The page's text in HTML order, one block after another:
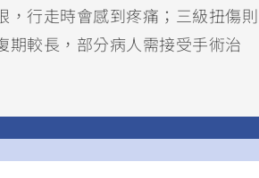
，行走時會感到疼痛；三級扭傷則
期較長，部分病人需接受手術治